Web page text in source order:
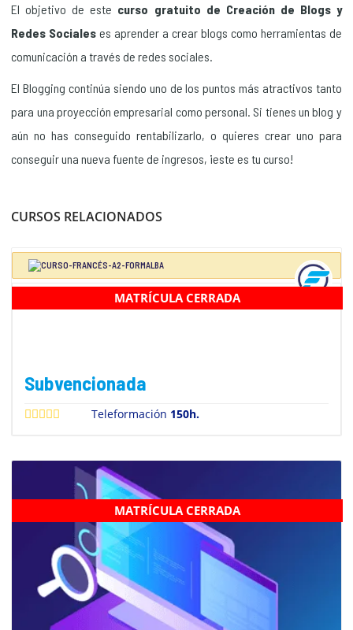
El objetivo de este curso gratuito de Creación de Blogs y
Redes Sociales es aprender a crear blogs como herramientas de
comunicación a través de redes sociales.
El Blogging continúa siendo uno de los puntos más atractivos tanto
para una proyección empresarial como personal. Si tienes un blog y
aún no has conseguido rentabilizarlo, o quieres crear uno para
conseguir una nueva fuente de ingresos, ¡este es tu curso!
CURSOS RELACIONADOS
Subvencionada
Teleformación 150h.
MATRÍCULA CERRADA
MATRÍCULA CERRADA